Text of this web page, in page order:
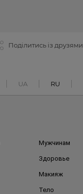
Поділитись із друзями
UA RU
Мужчинам
Здоровье
Макияж
Тело